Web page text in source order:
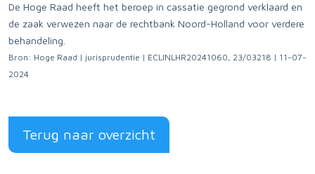
De Hoge Raad heeft het beroep in cassatie gegrond verklaard en
de zaak verwezen naar de rechtbank Noord-Holland voor verdere
behandeling.
Bron: Hoge Raad | jurisprudentie | ECLINLHR20241060, 23/03218 | 11-07-
2024
Terug naar overzicht